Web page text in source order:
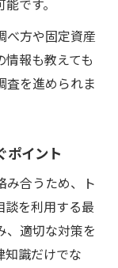
です。
べ方や固定資産
報も教えても
査を進められま
ポイント
み合うため、ト
談を利用する最
、適切な対策を
識だけでな